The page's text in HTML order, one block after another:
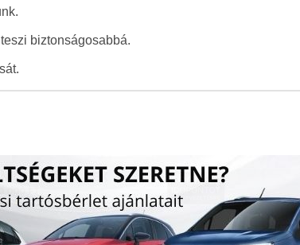
biztonságosabbá.